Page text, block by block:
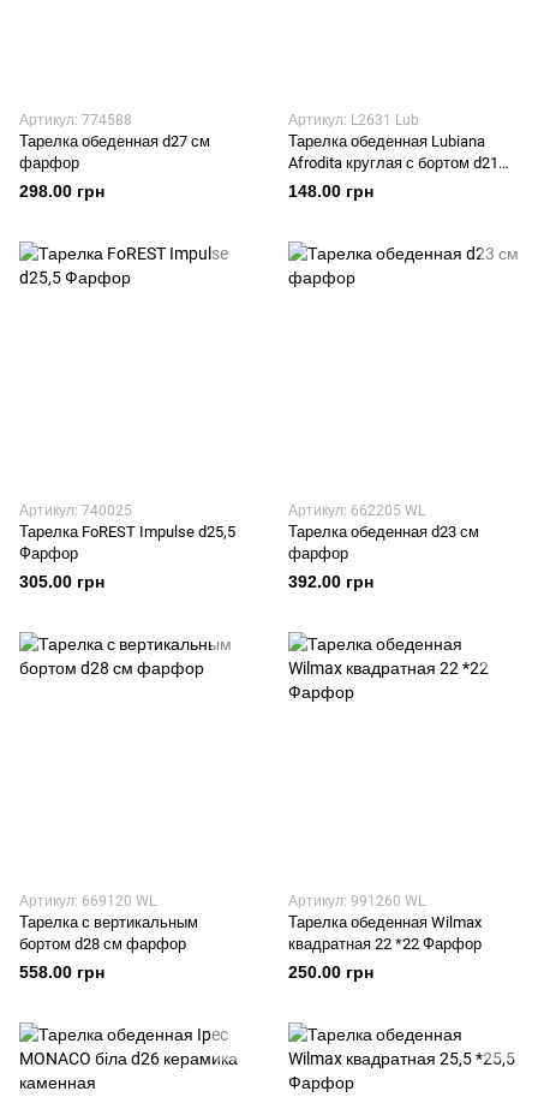
Артикул: 774588
Тарелка обеденная d27 см
фарфор
298.00 грн
Артикул: L2631 Lub
Тарелка обеденная Lubiana
Afrodita круглая с бортом d21
Фарфор
148.00 грн
Артикул: 740025
Тарелка FoREST Impulse d25,5
Фарфор
305.00 грн
Артикул: 662205 WL
Тарелка обеденная d23 см
фарфор
392.00 грн
Артикул: 669120 WL
Тарелка с вертикальным
бортом d28 см фарфор
558.00 грн
Артикул: 991260 WL
Тарелка обеденная Wilmax
квадратная 22 *22 Фарфор
250.00 грн